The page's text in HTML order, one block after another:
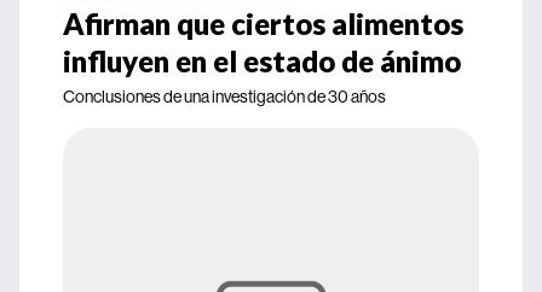
Afirman que ciertos alimentos
influyen en el estado de ánimo
Conclusiones de una investigación de 30 años